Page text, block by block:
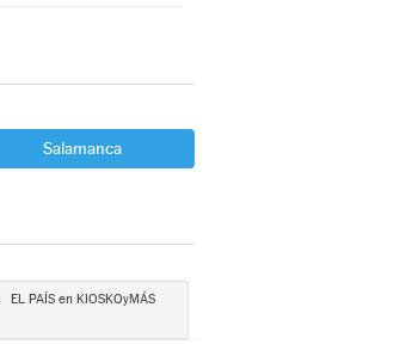
Salamanca
EL PAÍS en KIOSKOyMÁS